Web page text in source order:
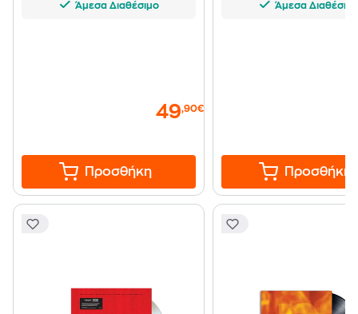
Άμεσα Διαθέσιμο
49,90€
Προσθήκη
Άμεσα Διαθέσιμο
Προσθήκη